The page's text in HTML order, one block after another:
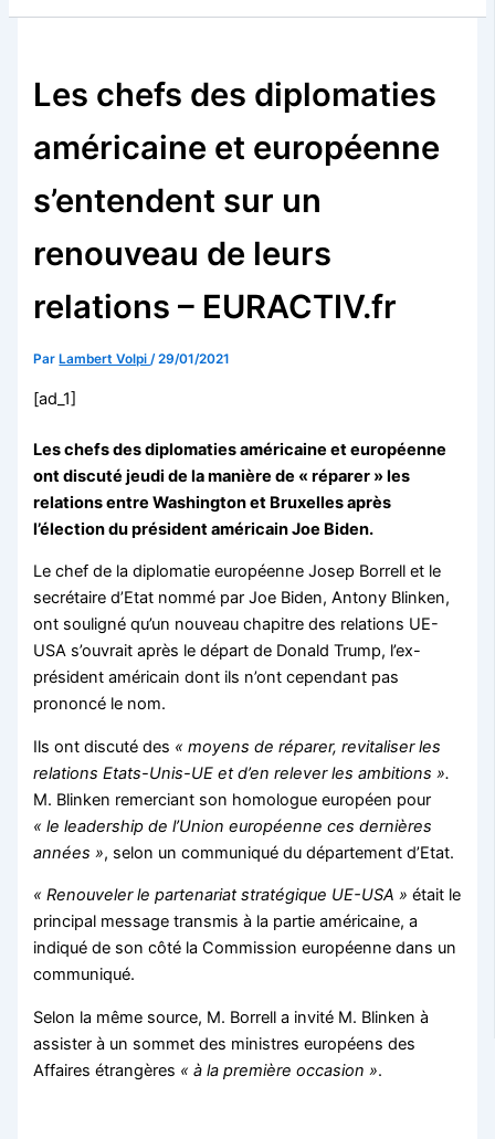
Les chefs des diplomaties
américaine et européenne
s’entendent sur un
renouveau de leurs
relations – EURACTIV.fr
Par Lambert Volpi/29/01/2021
[ad_1]
Les chefs des diplomaties américaine et européenne
ont discuté jeudi de la manière de « réparer » les
relations entre Washington et Bruxelles après
l’élection du président américain Joe Biden.
Le chef de la diplomatie européenne Josep Borrell et le
secrétaire d’Etat nommé par Joe Biden, Antony Blinken,
ont souligné qu’un nouveau chapitre des relations UE-
USA s’ouvrait après le départ de Donald Trump, l’ex-
président américain dont ils n’ont cependant pas
prononcé le nom.
Ils ont discuté des « moyens de réparer, revitaliser les
relations Etats-Unis-UE et d’en relever les ambitions ».
M. Blinken remerciant son homologue européen pour
« le leadership de l’Union européenne ces dernières
années », selon un communiqué du département d’Etat.
« Renouveler le partenariat stratégique UE-USA » était le
principal message transmis à la partie américaine, a
indiqué de son côté la Commission européenne dans un
communiqué.
Selon la même source, M. Borrell a invité M. Blinken à
assister à un sommet des ministres européens des
Affaires étrangères « à la première occasion ».